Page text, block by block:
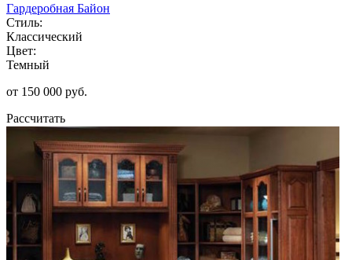
Гардеробная Байон
Стиль:
Классический
Цвет:
Темный
от 150 000 руб.
Рассчитать